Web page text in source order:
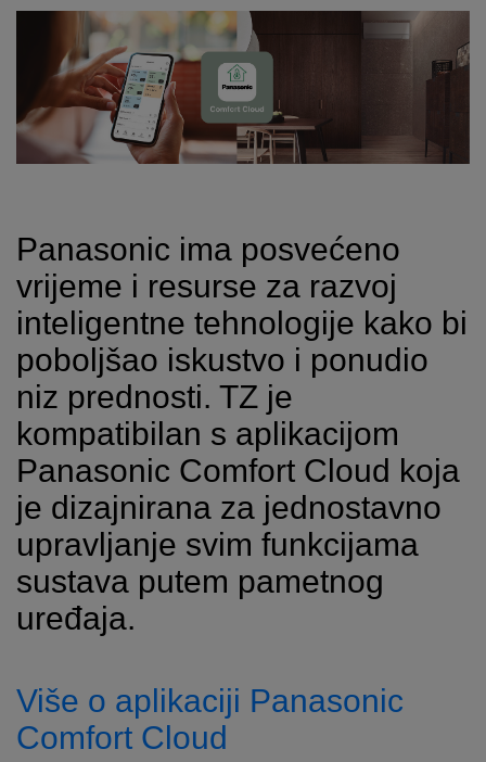
Panasonic ima posvećeno
vrijeme i resurse za razvoj
inteligentne tehnologije kako bi
poboljšao iskustvo i ponudio
niz prednosti. TZ je
kompatibilan s aplikacijom
Panasonic Comfort Cloud koja
je dizajnirana za jednostavno
upravljanje svim funkcijama
sustava putem pametnog
uređaja.
Više o aplikaciji Panasonic
Comfort Cloud